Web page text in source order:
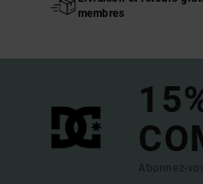
membres
Abonnez-